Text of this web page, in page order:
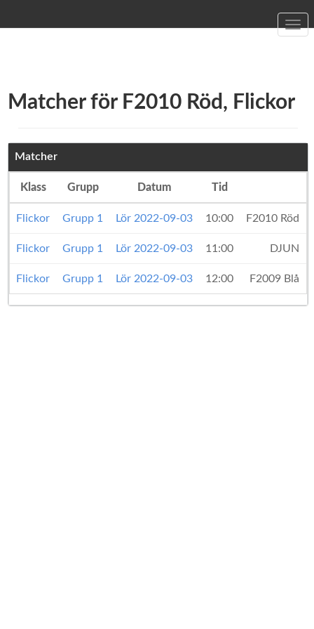
Matcher för F2010 Röd, Flickor
Matcher
Klass Grupp Datum Tid
Flickor Grupp 1 Lör 2022-09-03 10:00 F2010 Röd
Flickor Grupp 1 Lör 2022-09-03 11:00 DJUN
Flickor Grupp 1 Lör 2022-09-03 12:00 F2009 Blå